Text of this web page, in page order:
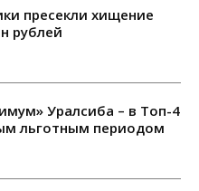
пресекли хищение
рублей
Уралсиба – в Топ-4
льготным периодом